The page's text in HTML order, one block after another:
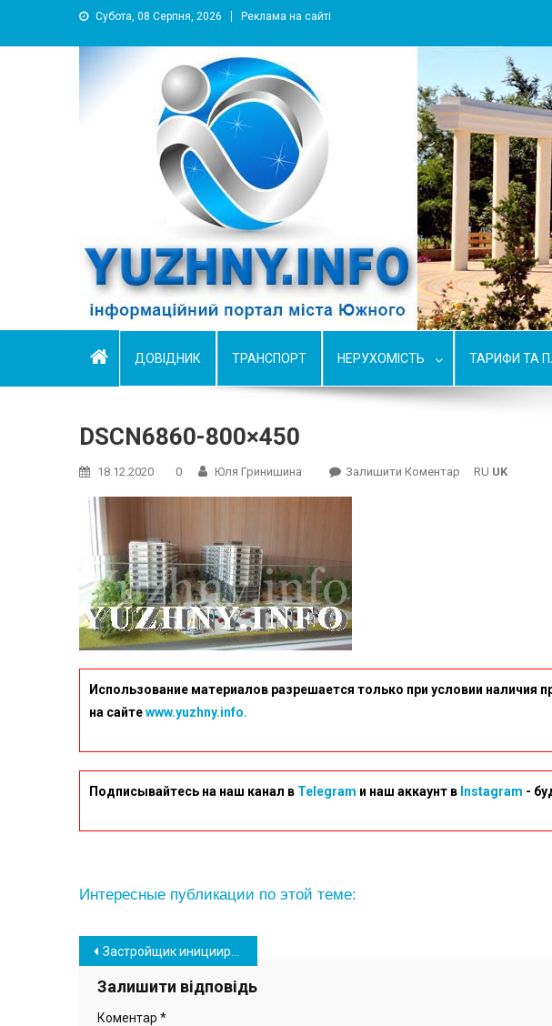
Субота, 08 Серпня, 2026 Реклама на сайті
YUZHNY.INFO
информационный портал города Южный
ДОВІДНИК ТРАНСПОРТ НЕРУХОМІСТЬ ТАРИФИ ТА
DSCN6860-800×450
18.12.2020 0 Юля Гринишина Залишити Коментар RU UK
Использование материалов разрешается только при условии наличия
на сайтеwww.yuzhny.info.
Подписывайтесь на наш канал в Telegram и наш аккаунт в Instagram -
Интересные публикации по этой теме:
Навігація
записів
Застройщик инициирует участие Южного в международной выставке туризма
Залишити відповідь
Коментар *